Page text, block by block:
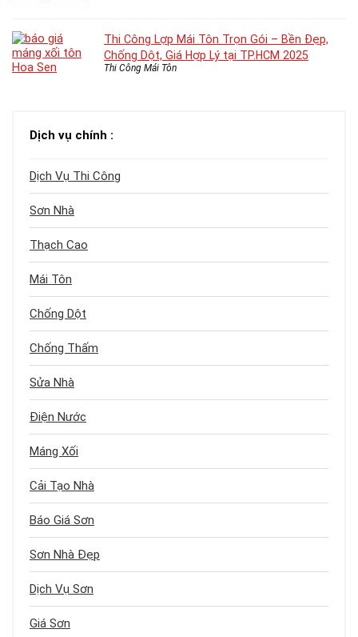
Thi Công Lợp Mái Tôn Trọn Gói – Bền Đẹp,
Chống Dột, Giá Hợp Lý tại TP.HCM 2025
Thi Công Mái Tôn
Dịch vụ chính :
Dịch Vụ Thi Công
Sơn Nhà
Thạch Cao
Mái Tôn
Chống Dột
Chống Thấm
Sửa Nhà
Điện Nước
Máng Xối
Cải Tạo Nhà
Báo Giá Sơn
Sơn Nhà Đẹp
Dịch Vụ Sơn
Giá Sơn